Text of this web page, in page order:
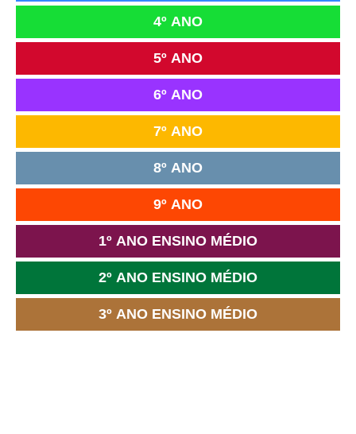
4º ANO
5º ANO
6º ANO
7º ANO
8º ANO
9º ANO
1º ANO ENSINO MÉDIO
2º ANO ENSINO MÉDIO
3º ANO ENSINO MÉDIO